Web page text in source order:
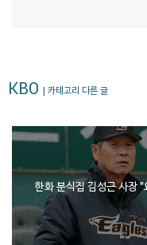
KBO | 카테고리 다른 글
한화 분식집 김성근 사장